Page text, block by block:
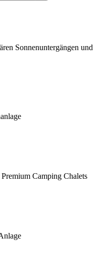
Sonnenuntergängen und
Camping Chalets